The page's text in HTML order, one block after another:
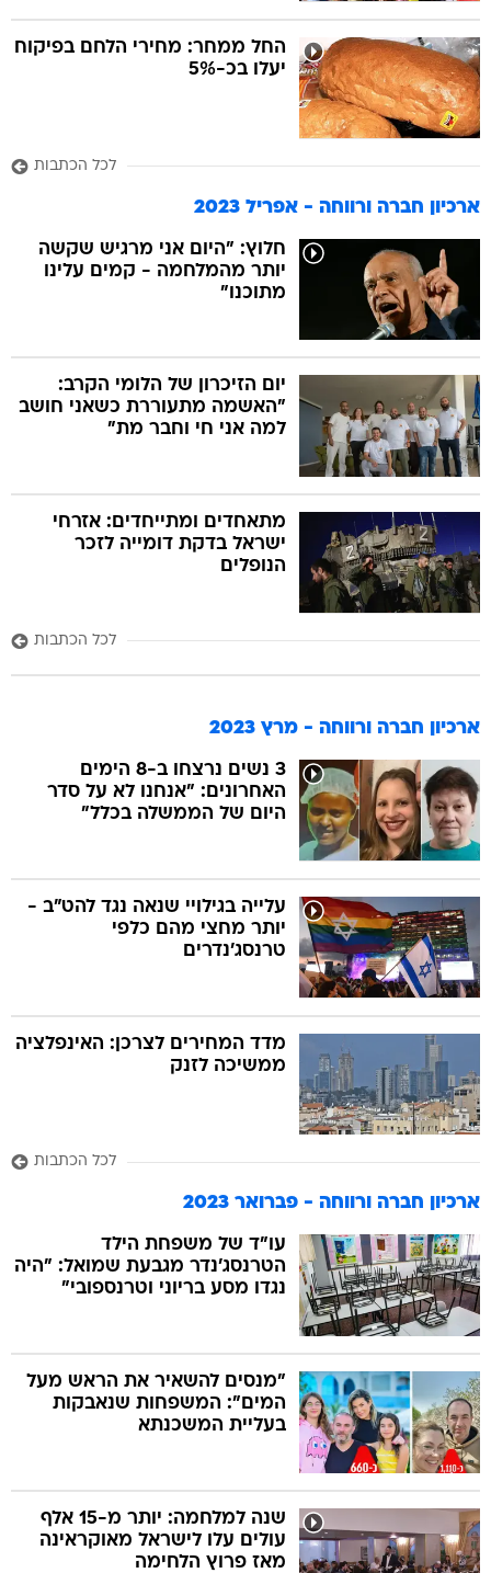
החל ממחר: מחירי הלחם בפיקוח
יעלו בכ-5%
לכל הכתבות
ארכיון חברה ורווחה - אפריל 2023
חלוץ: "היום אני מרגיש שקשה
יותר מהמלחמה - קמים עלינו
מתוכנו"
יום הזיכרון של הלומי הקרב:
"האשמה מתעוררת כשאני חושב
למה אני חי וחבר מת"
מתאחדים ומתייחדים: אזרחי
ישראל בדקת דומייה לזכר
הנופלים
לכל הכתבות
ארכיון חברה ורווחה - מרץ 2023
3 נשים נרצחו ב-8 הימים
האחרונים: "אנחנו לא על סדר
היום של הממשלה בכלל"
עלייה בגילויי שנאה נגד להט"ב -
יותר מחצי מהם כלפי
טרנסג'נדרים
מדד המחירים לצרכן: האינפלציה
ממשיכה לזנק
לכל הכתבות
ארכיון חברה ורווחה - פברואר 2023
עו"ד של משפחת הילד
הטרנסג'נדר מגבעת שמואל: "היה
נגדו מסע בריוני וטרנספובי"
"מנסים להשאיר את הראש מעל
המים": המשפחות שנאבקות
בעליית המשכנתא
שנה למלחמה: יותר מ-15 אלף
עולים עלו לישראל מאוקראינה
מאז פרוץ הלחימה